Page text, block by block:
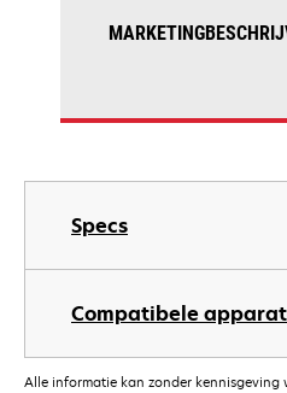
Specs
Compatibele
Alle informatie kan zonder kennisgeving